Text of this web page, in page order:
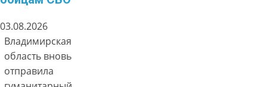
03.08.2026
Владимирская
область вновь
отправила